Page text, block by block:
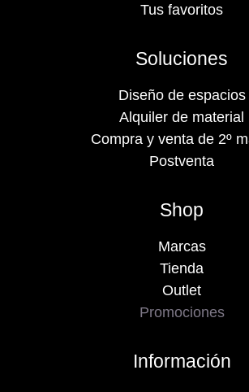
Tus favoritos
Soluciones
Diseño de espacios
Alquiler de material
Compra y venta de 2º
Postventa
Shop
Marcas
Tienda
Outlet
Promociones
Información